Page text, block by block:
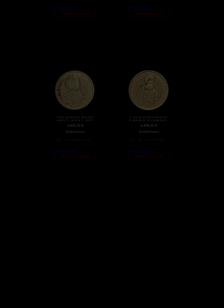
Weiterlesen
Nicht auf Lager
Weiterlesen
Nicht auf Lager
1 OZ QUEEN’S BEASTS
GREIF | GOLD | 2017
5.425,92 €
Goldmünzen
Weiterlesen
Nicht auf Lager
1 OZ QUEEN’S BEASTS
EINHORN GOLDMÜNZE
4.409,31€
Goldmünzen
Weiterlesen
Nicht auf Lager